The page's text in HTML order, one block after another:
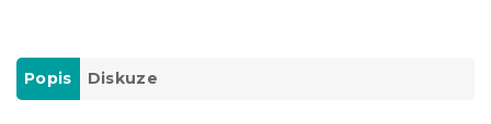
Popis Diskuze